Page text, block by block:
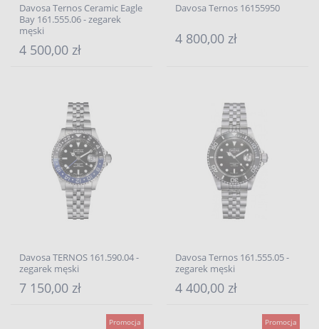
Davosa Ternos Ceramic Eagle
Bay 161.555.06 - zegarek
męski
4 500,00 zł
Davosa Ternos 16155950
4 800,00 zł
Davosa TERNOS 161.590.04 -
zegarek męski
7 150,00 zł
Davosa Ternos 161.555.05 -
zegarek męski
4 400,00 zł
Promocja Promocja